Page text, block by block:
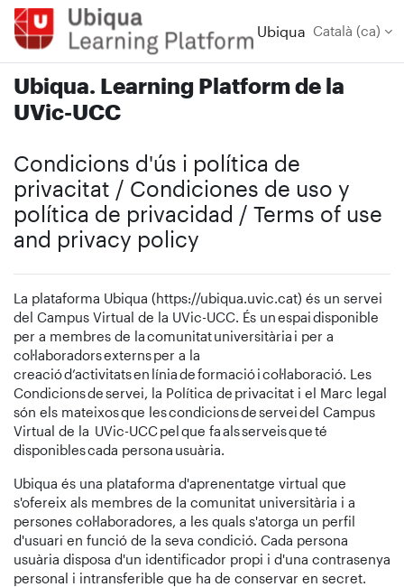
Ves al contingut principal
Ubiqua Català ‎(ca)‎
Ubiqua. Learning Platform de la
UVic-UCC
Condicions d'ús i política de
privacitat / Condiciones de uso y
política de privacidad / Terms of use
and privacy policy
La plataforma Ubiqua (https://ubiqua.uvic.cat) és un servei
del Campus Virtual de la UVic-UCC. És un espai disponible
per a membres de la comunitat universitària i per a
col·laboradors externs per a la
creació d’activitats en línia de formació i col·laboració. Les
Condicions de servei, la Política de privacitat i el Marc legal
són els mateixos que les condicions de servei del Campus
Virtual de la UVic-UCC pel que fa als serveis que té
disponibles cada persona usuària.
Ubiqua és una plataforma d'aprenentatge virtual que
s'ofereix als membres de la comunitat universitària i a
persones col·laboradores, a les quals s'atorga un perfil
d'usuari en funció de la seva condició. Cada persona
usuària disposa d'un identificador propi i d'una contrasenya
personal i intransferible que ha de conservar en secret.